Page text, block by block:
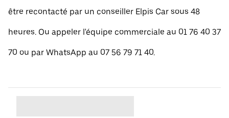
être recontacté par un conseiller Elpis Car sous 48
heures. Ou appeler l'équipe commerciale au 01 76 40 37
70 ou par WhatsApp au 07 56 79 71 40.